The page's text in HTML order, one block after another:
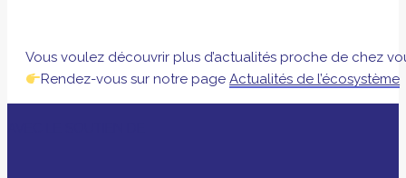
Vous voulez découvrir plus d’actualités proche de chez
Rendez-vous sur notre pageActualités de l’écosystème